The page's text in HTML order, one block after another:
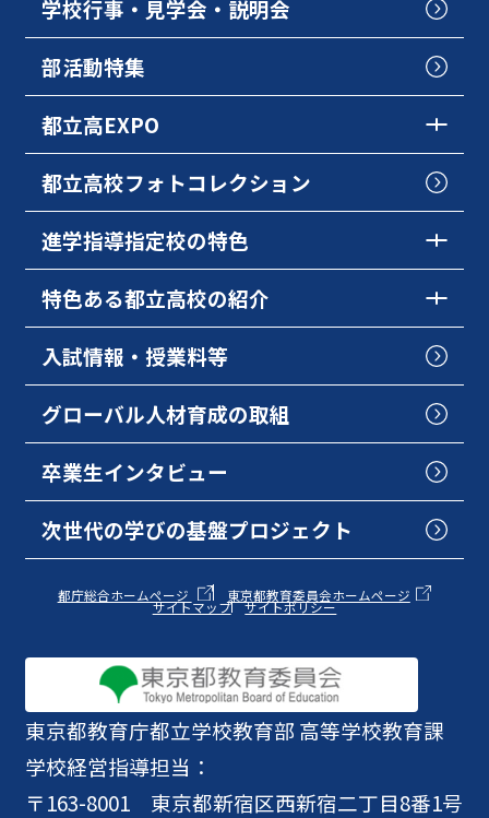
東京都教育庁都立学校教育部 高等学校教育課
学校経営指導担当：
〒163-8001 東京都新宿区西新宿二丁目8番1号
学校行事・見学会・説明会
部活動特集
都立高EXPO
都立高校フォトコレクション
進学指導指定校の特色
特色ある都立高校の紹介
入試情報・授業料等
グローバル人材育成の取組
卒業生インタビュー
次世代の学びの基盤プロジェクト
都庁総合ホームページ 東京都教育委員会ホームページ
サイトマップ サイトポリシー